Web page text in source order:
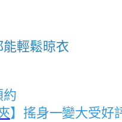
輕鬆晾衣
】搖身一變大受好